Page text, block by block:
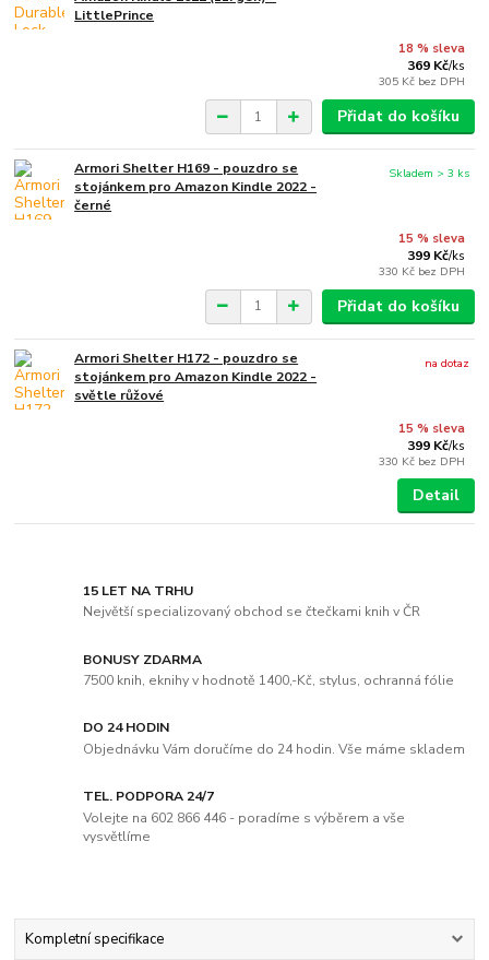
LittlePrince
18 % sleva
369 Kč/ks
305 Kč bez DPH
Přidat do košíku
Armori Shelter H169 - pouzdro se
stojánkem pro Amazon Kindle 2022 -
černé
15 % sleva
399 Kč/ks
330 Kč bez DPH
Skladem > 3 ks
Přidat do košíku
Armori Shelter H172 - pouzdro se
stojánkem pro Amazon Kindle 2022 -
světle růžové
15 % sleva
399 Kč/ks
330 Kč bez DPH
na dotaz
Detail
15 LET NA TRHU
Největší specializovaný obchod se čtečkami knih v ČR
BONUSY ZDARMA
7500 knih, eknihy v hodnotě 1400,-Kč, stylus, ochranná fólie
DO 24 HODIN
Objednávku Vám doručíme do 24 hodin. Vše máme skladem
TEL. PODPORA 24/7
Volejte na 602 866 446 - poradíme s výběrem a vše
vysvětlíme
Kompletní specifikace